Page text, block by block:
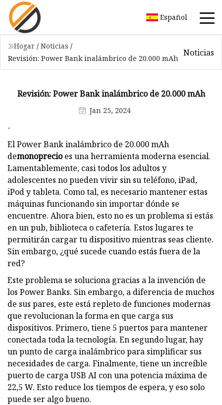
Español
Hogar / Noticias /
Revisión: Power Bank inalámbrico de 20.000 mAh
Noticias
Revisión: Power Bank inalámbrico de 20.000 mAh
Jan 25, 2024
-
El Power Bank inalámbrico de 20.000 mAh
demonoprecioes una herramienta moderna esencial.
Lamentablemente, casi todos los adultos y
adolescentes no pueden vivir sin su teléfono, iPad,
iPod y tableta. Como tal, es necesario mantener estas
máquinas funcionando sin importar dónde se
encuentre. Ahora bien, esto no es un problema si estás
en un pub, biblioteca o cafetería. Estos lugares te
permitirán cargar tu dispositivo mientras seas cliente.
Sin embargo, ¿qué sucede cuando estás fuera de la
red?
Este problema se soluciona gracias a la invención de
los Power Banks. Sin embargo, a diferencia de muchos
de sus pares, este está repleto de funciones modernas
que revolucionan la forma en que carga sus
dispositivos. Primero, tiene 5 puertos para mantener
conectada toda la tecnología. En segundo lugar, hay
un punto de carga inalámbrico para simplificar sus
necesidades de carga. Finalmente, tiene un increíble
puerto de carga USB AI con una potencia máxima de
22,5 W. Esto reduce los tiempos de espera, y eso solo
puede ser algo bueno.